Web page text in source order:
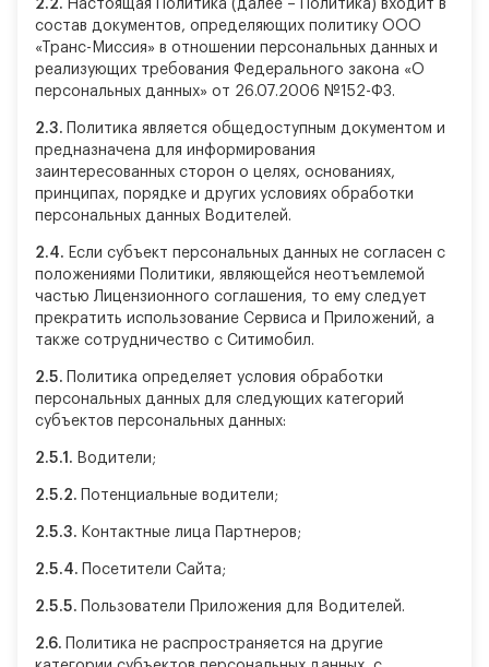
2.2. Настоящая Политика (далее – Политика) входит в
состав документов, определяющих политику ООО
«Транс-Миссия» в отношении персональных данных и
реализующих требования Федерального закона «О
персональных данных» от 26.07.2006 №152-ФЗ.
2.3.
Политика является общедоступным документом и
предназначена для информирования
заинтересованных сторон о целях, основаниях,
принципах, порядке и других условиях обработки
персональных данных Водителей.
2.4. Если субъект персональных данных не согласен с
положениями Политики, являющейся неотъемлемой
частью Лицензионного соглашения, то ему следует
прекратить использование Сервиса и Приложений, а
также сотрудничество с Ситимобил.
2.5.
Политика определяет условия обработки
персональных данных для следующих категорий
субъектов персональных данных:
2.5.1. Водители;
2.5.2. Потенциальные водители;
2.5.3. Контактные лица Партнеров;
2.5.4. Посетители Сайта;
2.5.5. Пользователи Приложения для Водителей.
2.6.
Политика не распространяется на другие